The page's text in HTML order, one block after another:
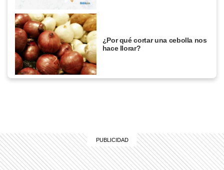
¿Por qué cortar una cebolla nos
hace llorar?